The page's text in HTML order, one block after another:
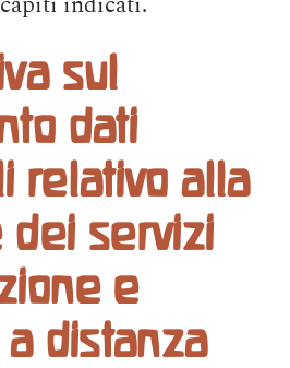
sul
dati
relativo alla
dei servizi
e
distanza